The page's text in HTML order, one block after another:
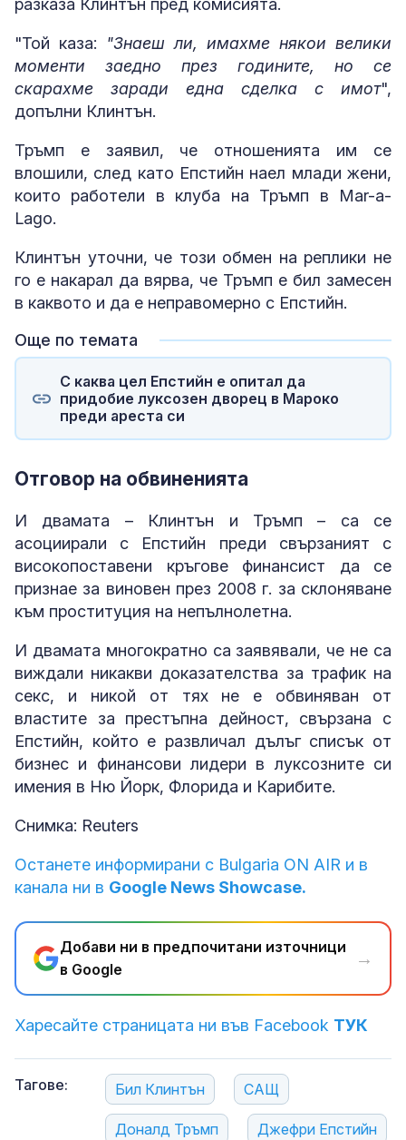
разказа Клинтън пред комисията.
"Той каза: "Знаеш ли, имахме някои велики
моменти заедно през годините, но се
скарахме заради една сделка с имот",
допълни Клинтън.
Тръмп е заявил, че отношенията им се
влошили, след като Епстийн наел млади жени,
които работели в клуба на Тръмп в Mar-a-
Lago.
Клинтън уточни, че този обмен на реплики не
го е накарал да вярва, че Тръмп е бил замесен
в каквото и да е неправомерно с Епстийн.
Още по темата
С каква цел Епстийн е опитал да
придобие луксозен дворец в Мароко
преди ареста си
Отговор на обвиненията
И двамата – Клинтън и Тръмп – са се
асоциирали с Епстийн преди свързаният с
високопоставени кръгове финансист да се
признае за виновен през 2008 г. за склоняване
към проституция на непълнолетна.
И двамата многократно са заявявали, че не са
виждали никакви доказателства за трафик на
секс, и никой от тях не е обвиняван от
властите за престъпна дейност, свързана с
Епстийн, който е развличал дълъг списък от
бизнес и финансови лидери в луксозните си
имения в Ню Йорк, Флорида и Карибите.
Снимка: Reuters
Останете информирани с Bulgaria ON AIR и в
канала ни в Google News Showcase.
Добави ни в предпочитани източници
в Google
→
Харесайте страницата ни във Facebook ТУК
Тагове: Бил Клинтън САЩ
Доналд Тръмп Джефри Епстийн